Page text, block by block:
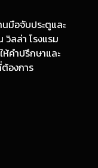
มือจับประตูและ
ลล่า โรงแรม
ห้คำปรึกษาและ
องการ